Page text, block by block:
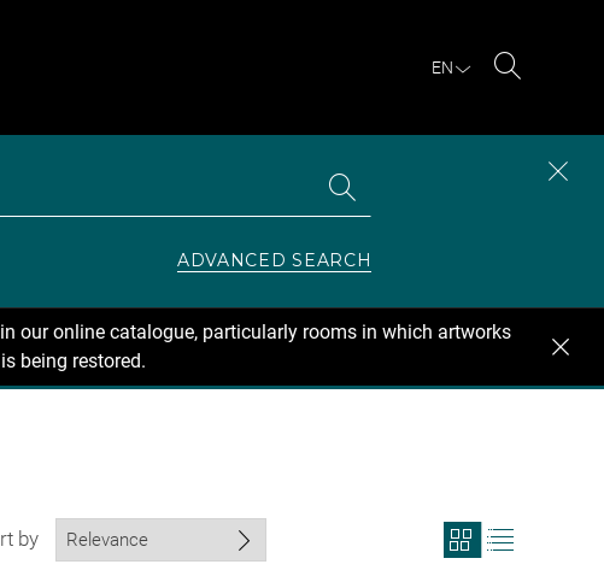
EN
ADVANCED SEARCH
our online catalogue, particularly rooms in which artworks
being restored.
by
View
search